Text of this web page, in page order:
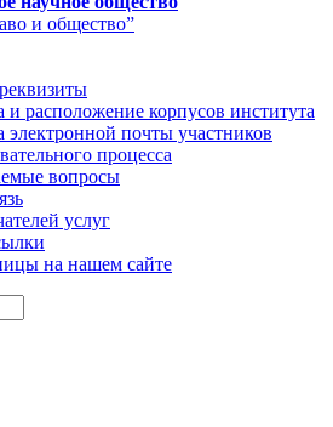
и общество”
и расположение корпусов института
электронной почты участников
процесса
вопросы
услуг
на нашем сайте